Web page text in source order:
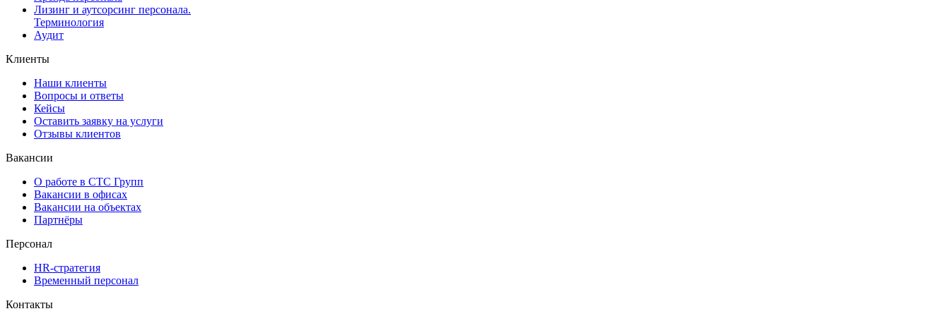
Лизинг и аутсорсинг персонала.
Терминология
Аудит
Клиенты
Наши клиенты
Вопросы и ответы
Кейсы
Оставить заявку на услуги
Отзывы клиентов
Вакансии
О работе в СТС Групп
Вакансии в офисах
Вакансии на объектах
Партнёры
Персонал
HR-стратегия
Временный персонал
Контакты